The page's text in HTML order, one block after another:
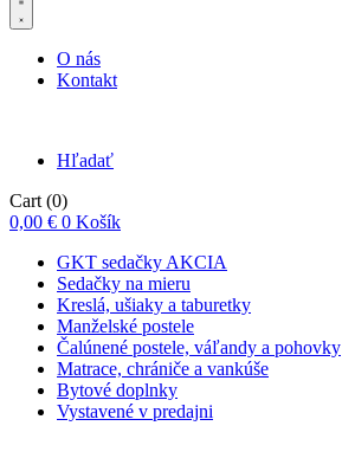
O nás
Kontakt
Hľadať
Cart (0)
0,00 € 0 Košík
GKT sedačky AKCIA
Sedačky na mieru
Kreslá, ušiaky a taburetky
Manželské postele
Čalúnené postele, váľandy a pohovky
Matrace, chrániče a vankúše
Bytové doplnky
Vystavené v predajni